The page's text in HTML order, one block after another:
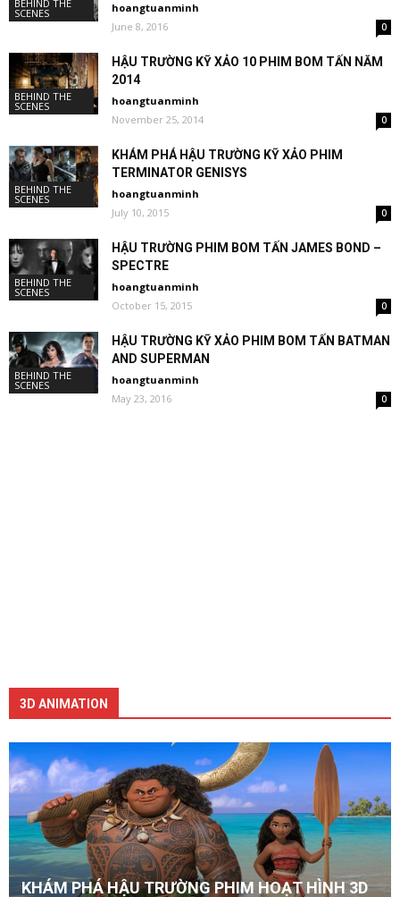
BEHIND THE
SCENES
hoangtuanminh
June 8, 2016
0
BEHIND THE
SCENES
HẬU TRƯỜNG KỸ XẢO 10 PHIM BOM TẤN NĂM
2014
hoangtuanminh
November 25, 2014
0
BEHIND THE
SCENES
KHÁM PHÁ HẬU TRƯỜNG KỸ XẢO PHIM
TERMINATOR GENISYS
hoangtuanminh
July 10, 2015
0
BEHIND THE
SCENES
HẬU TRƯỜNG PHIM BOM TẤN JAMES BOND –
SPECTRE
hoangtuanminh
October 15, 2015
0
BEHIND THE
SCENES
HẬU TRƯỜNG KỸ XẢO PHIM BOM TẤN BATMAN
AND SUPERMAN
hoangtuanminh
May 23, 2016
0
3D ANIMATION
KHÁM PHÁ HẬU TRƯỜNG PHIM HOẠT HÌNH 3D